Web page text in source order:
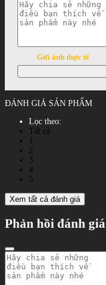
Gửi ảnh thực tế
ĐÁNH GIÁ SẢN PHẨM
Lọc theo:
Tất cả
2
3
4
5
Xem tất cả đánh giá
Phản hồi đánh giá